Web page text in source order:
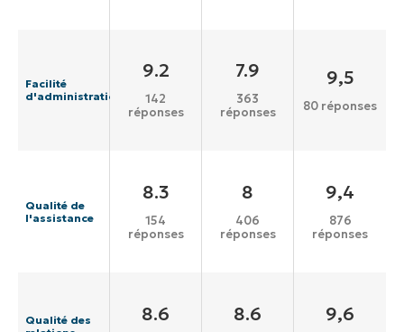
Facilité
d'administration
9.2
142
réponses
7.9
363
réponses
9,5
80 réponses
Qualité de
l'assistance
8.3
154
réponses
8
406
réponses
9,4
876
réponses
Qualité des
8.6 8.6 9,6